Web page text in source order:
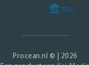
Procean.nl © | 2026